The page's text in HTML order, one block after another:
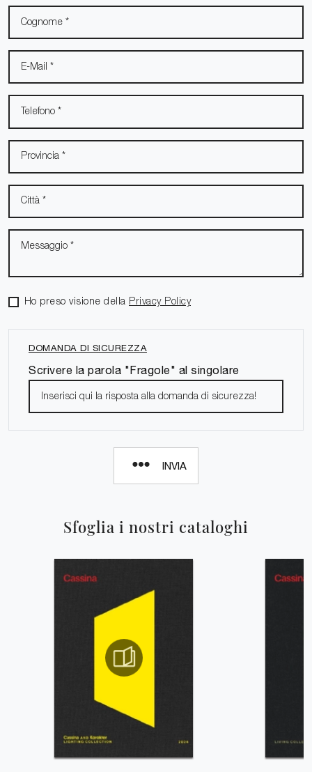
Sfoglia i nostri cataloghi
Ho preso visione della Privacy Policy
DOMANDA DI SICUREZZA
Scrivere la parola "Fragole" al singolare
INVIA